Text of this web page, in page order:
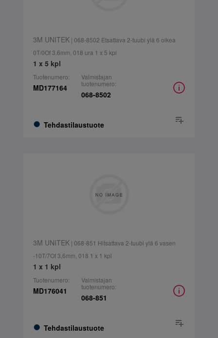
3M UNITEK| 068-8502 Etsattava 2-tuubi ylä 6 oikea
0T/0Of 3.6mm, 018 ura 1 x 5 kpl
1 x 5 kpl
Tuotenumero:
MD177164
Tehdastilaustuote
Valmistajan
tuotenumero:
068-8502
3M UNITEK| 068-851 Hitsattava 2-tuubi ylä 6 vasen
-10T/7Of 3,6mm, 018 1 x 1 kpl
1 x 1 kpl
Tuotenumero:
MD176041
Tehdastilaustuote
Valmistajan
tuotenumero:
068-851